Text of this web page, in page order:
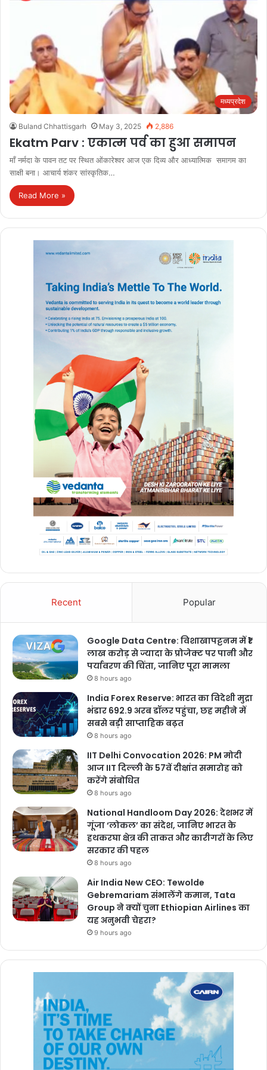
मध्यप्रदेश
Buland Chhattisgarh May 3, 2025 2,886
Ekatm Parv : एकात्म पर्व का हुआ समापन
माँ नर्मदा के पावन तट पर स्थित ओंकारेश्वर आज एक दिव्य और आध्यात्मिक समागम का
साक्षी बना। आचार्य शंकर सांस्कृतिक…
Read More »
Recent Popular
Google Data Centre: विशाखापट्टनम में ₹1
लाख करोड़ से ज्यादा के प्रोजेक्ट पर पानी और
पर्यावरण की चिंता, जानिए पूरा मामला
8 hours ago
India Forex Reserve: भारत का विदेशी मुद्रा
भंडार 692.9 अरब डॉलर पहुंचा, छह महीने में
सबसे बड़ी साप्ताहिक बढ़त
8 hours ago
IIT Delhi Convocation 2026: PM मोदी
आज IIT दिल्ली के 57वें दीक्षांत समारोह को
करेंगे संबोधित
8 hours ago
National Handloom Day 2026: देशभर में
गूंजा ‘लोकल’ का संदेश, जानिए भारत के
हथकरघा क्षेत्र की ताकत और कारीगरों के लिए
सरकार की पहल
8 hours ago
Air India New CEO: Tewolde
Gebremariam संभालेंगे कमान, Tata
Group ने क्यों चुना Ethiopian Airlines का
यह अनुभवी चेहरा?
9 hours ago